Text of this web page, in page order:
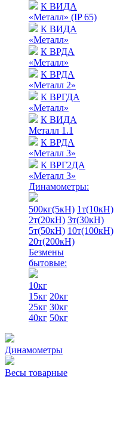
К ВИДА
«Металл» (IP 65)
К ВИДА
«Металл»
К ВРДА
«Металл»
К ВРДА
«Металл 2»
К ВРГДА
«Металл»
К ВИДА
Металл 1.1
К ВРДА
«Металл 3»
К ВРГ2ДА
«Металл 3»
Динамометры:
500кг(5кН) 1т(10кН)
2т(20кН) 3т(30кН)
5т(50кН) 10т(100кН)
20т(200кН)
Безмены
бытовые:
10кг
15кг 20кг
25кг 30кг
40кг 50кг
Динамометры
Весы товарные